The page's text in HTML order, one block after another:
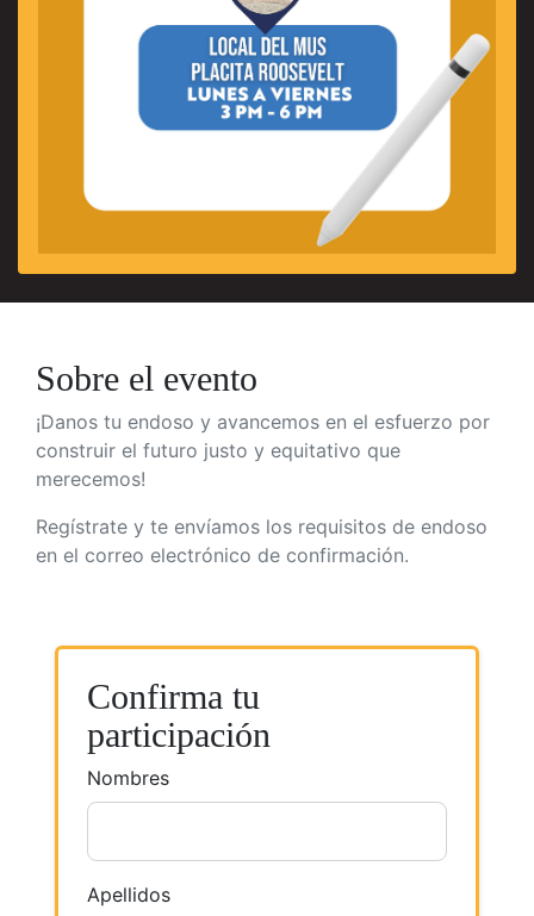
Sobre el evento
¡Danos tu endoso y avancemos en el esfuerzo por
construir el futuro justo y equitativo que
merecemos!
Regístrate y te envíamos los requisitos de endoso
en el correo electrónico de confirmación.
Confirma tu
participación
Nombres
Apellidos